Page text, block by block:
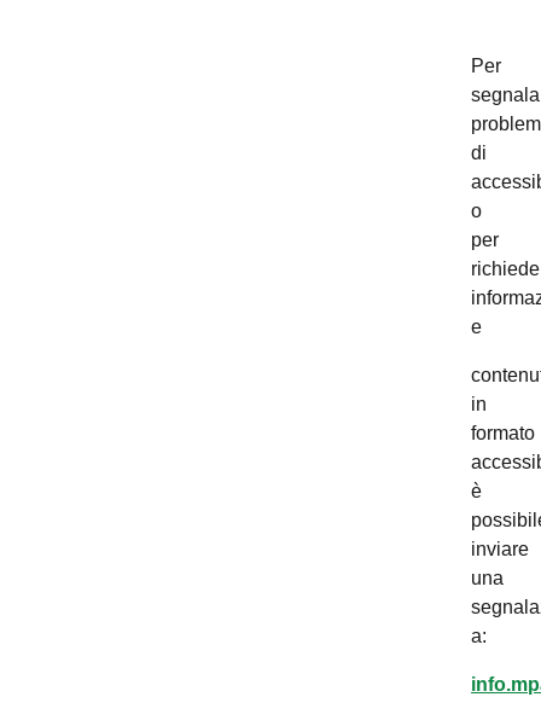
Per
di
o
per
e
in
formato
è
inviare
una
a: